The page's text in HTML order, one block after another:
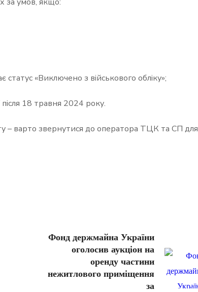
статус «Виключено з військового обліку»;
після 18 травня 2024 року.
– варто звернутися до оператора ТЦК та СП для
Фонд держмайна України
оголосив аукціон на
оренду частини
нежитлового приміщення
за